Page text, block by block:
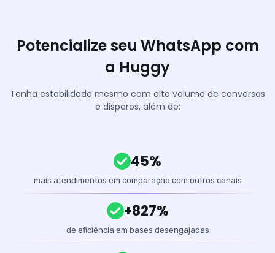
Potencialize seu WhatsApp com
a Huggy
Tenha estabilidade mesmo com alto volume de conversas
e disparos, além de:
45%
mais atendimentos em comparação com outros canais
+827%
de eficiência em bases desengajadas